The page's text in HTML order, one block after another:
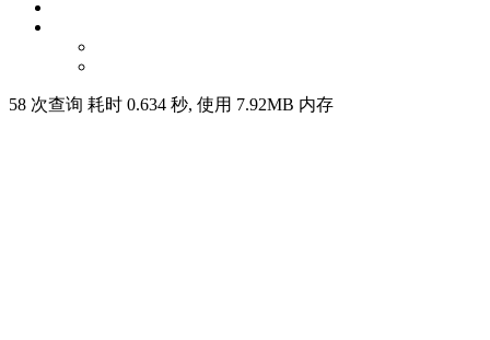
58 次查询 耗时 0.634 秒, 使用 7.92MB 内存